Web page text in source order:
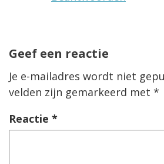
Geef een reactie
Je e-mailadres wordt niet
velden zijn gemarkeerd met *
Reactie *